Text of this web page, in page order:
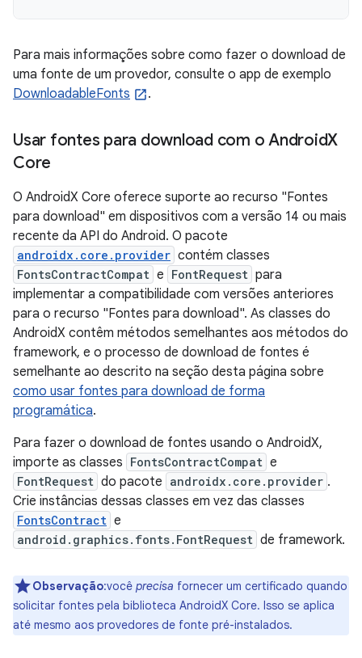
Para mais informações sobre como fazer o download de
uma fonte de um provedor, consulte o app de exemplo
DownloadableFonts
.
Usar fontes para download com o AndroidX
Core
O AndroidX Core oferece suporte ao recurso "Fontes
para download" em dispositivos com a versão 14 ou mais
recente da API do Android. O pacote
androidx.core.provider contém classes
FontsContractCompat e FontRequest para
implementar a compatibilidade com versões anteriores
para o recurso "Fontes para download". As classes do
AndroidX contêm métodos semelhantes aos métodos do
framework, e o processo de download de fontes é
semelhante ao descrito na seção desta página sobre
como usar fontes para download de forma
programática.
Para fazer o download de fontes usando o AndroidX,
importe as classes FontsContractCompat e
FontRequest do pacote androidx.core.provider .
Crie instâncias dessas classes em vez das classes
FontsContract e
android.graphics.fonts.FontRequest de framework.
Observação:você precisa fornecer um certificado quando
solicitar fontes pela biblioteca AndroidX Core. Isso se aplica
até mesmo aos provedores de fonte pré-instalados.